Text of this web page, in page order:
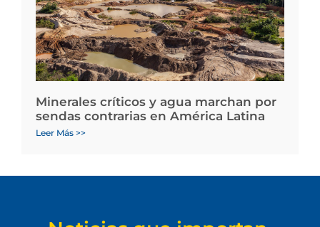
Minerales críticos y agua marchan por
sendas contrarias en América Latina
Leer Más >>